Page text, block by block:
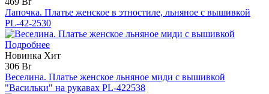
Лапочка. Платье женское в этностиле, льняное с вышивкой
PL-42-2530
Подробнее
Новинка Хит
306 Br
Веселина. Платье женское льняное миди с вышивкой
"Васильки" на рукавах PL-422538